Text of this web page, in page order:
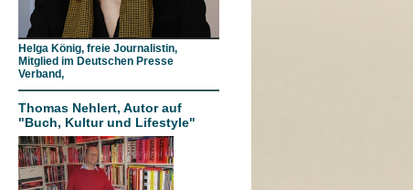
Helga König, freie Journalistin,
Mitglied im Deutschen Presse
Verband,
Thomas Nehlert, Autor auf
"Buch, Kultur und Lifestyle"